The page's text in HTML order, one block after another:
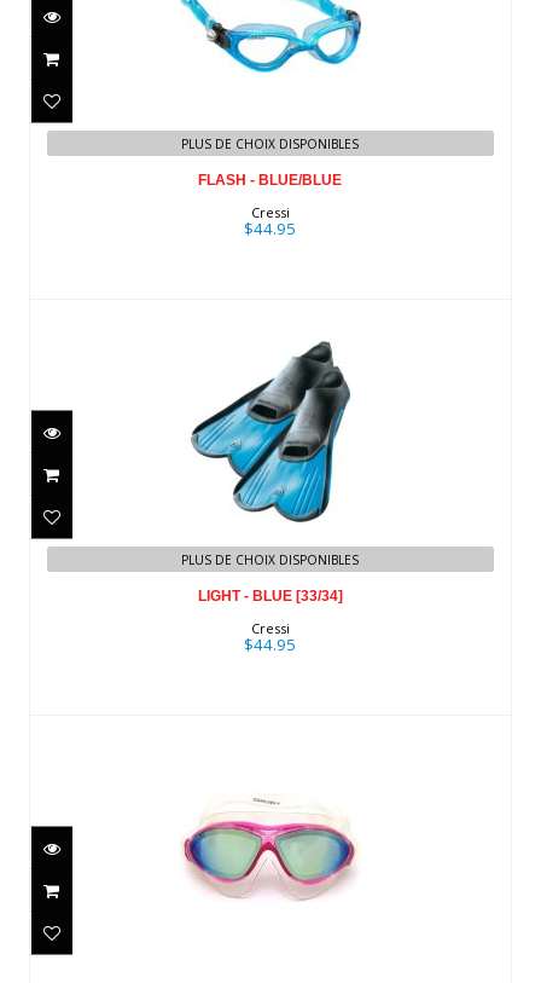
FLASH - BLUE/BLUE
PLUS DE CHOIX DISPONIBLES
FLASH - BLUE/BLUE
Cressi
$44.95
LIGHT - BLUE [33/34]
$44.95
PLUS DE CHOIX DISPONIBLES
LIGHT - BLUE [33/34]
Cressi
$44.95
SW MASK JAGUAR LSR +